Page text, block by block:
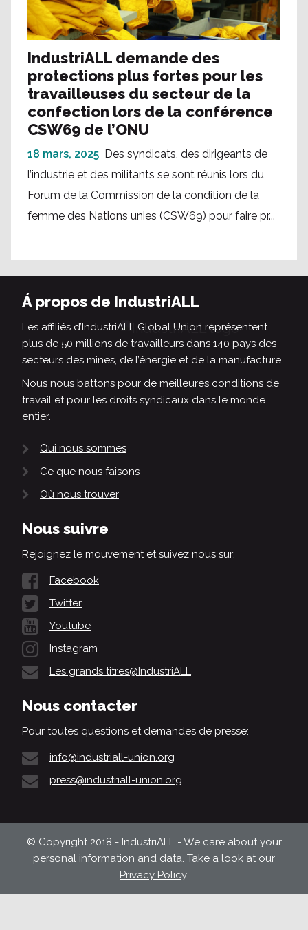
IndustriALL demande des
protections plus fortes pour les
travailleuses du secteur de la
confection lors de la conférence
CSW69 de l’ONU
18 mars, 2025 Des syndicats, des dirigeants de
l’industrie et des militants se sont réunis lors du
Forum de la Commission de la condition de la
femme des Nations unies (CSW69) pour faire pr...
Á propos de IndustriALL
Les affiliés d’IndustriALL Global Union représentent
plus de 50 millions de travailleurs dans 140 pays des
secteurs des mines, de l’énergie et de la manufacture.
Nous nous battons pour de meilleures conditions de
travail et pour les droits syndicaux dans le monde
entier.
Qui nous sommes
Ce que nous faisons
Où nous trouver
Nous suivre
Rejoignez le mouvement et suivez nous sur:
Facebook
Twitter
Youtube
Instagram
Les grands titres@IndustriALL
Nous contacter
Pour toutes questions et demandes de presse:
info@industriall-union.org
press@industriall-union.org
© Copyright 2018 - IndustriALL - We care about your
personal information and data. Take a look at our
Privacy Policy.